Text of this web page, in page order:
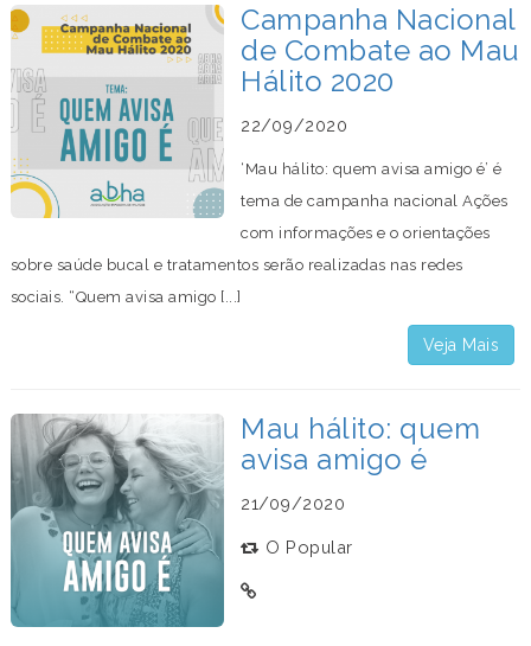
Campanha Nacional
de Combate ao Mau
Hálito 2020
22/09/2020
‘Mau hálito: quem avisa amigo é’ é
tema de campanha nacional Ações
com informações e o orientações
sobre saúde bucal e tratamentos serão realizadas nas redes
sociais. “Quem avisa amigo [...]
Veja Mais
Mau hálito: quem
avisa amigo é
21/09/2020
O Popular